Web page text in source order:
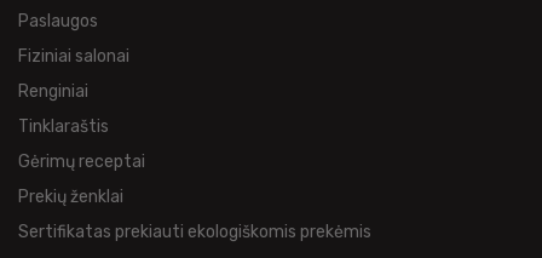
Paslaugos
Fiziniai salonai
Renginiai
Tinklaraštis
Gėrimų receptai
Prekių ženklai
Sertifikatas prekiauti ekologiškomis prekėmis